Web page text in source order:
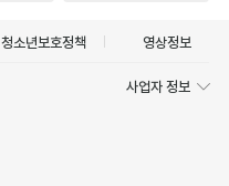
청소년보호정책 영상정보
사업자 정보